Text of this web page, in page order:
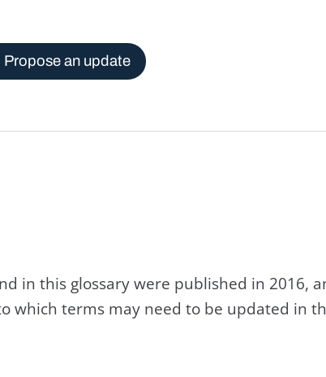
Propose an update
in this glossary were published in 2016,
which terms may need to be updated in